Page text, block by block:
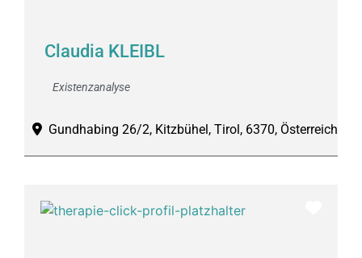
Claudia KLEIBL
Existenzanalyse
Gundhabing 26/2, Kitzbühel, Tirol, 6370, Österreich